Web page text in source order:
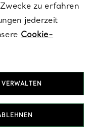
zu erfahren
jederzeit
Cookie-